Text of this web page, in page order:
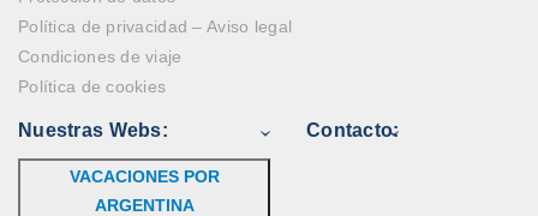
Política de privacidad – Aviso legal
Condiciones de viaje
Política de cookies
Nuestras Webs:
VACACIONES POR
ARGENTINA
Contacto: